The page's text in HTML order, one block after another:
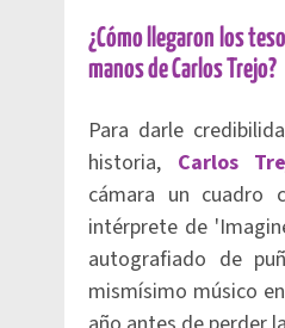
¿Cómo llegaron los
manos de Carlos Trejo?
Para darle
historia, Carlos
cámara un cuadro
intérprete de
autografiado de
mismísimo músico